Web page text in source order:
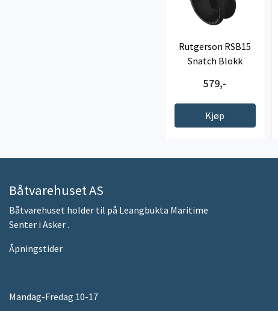
Rutgerson RSB15
Snatch Blokk
579,-
Kjøp
Båtvarehuset AS
Båtvarehuset holder til på Leangbukta Maritime
Senter i Asker .
Åpningstider
Mandag-Fredag 10-17